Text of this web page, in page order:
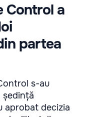
Control a
partea
s-au
ședință
aprobat decizia